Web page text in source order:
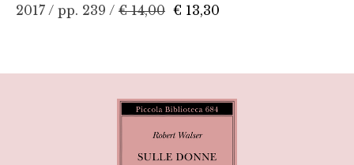
2017 / pp. 239 / € 14,00 € 13,30